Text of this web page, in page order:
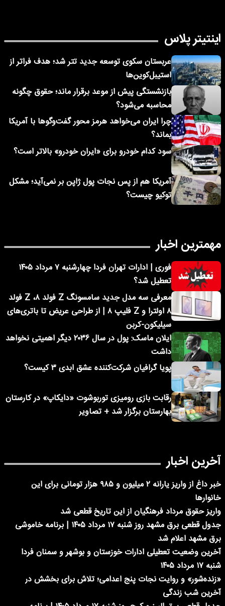
اینتیتر پلاس
عربستان سکوی توسعه جدید تتر شد؛ هدف فراتر از
استیبل‌کوین‌ها
بازنشستگی پیش از موعد برقرار ماند؛ حقوق چگونه
محاسبه می‌شود؟
چرا ایران می‌خواهد هرمز محور گفت‌وگوها با آمریکا
بماند؟
سود کدام خودرو برای «ایران خودرو» بالاتر است؟
آمریکا هم از پس نجات پول ژاپن بر نمی‌آید؛ مشکل
توکیو چیست؟
مهمترین اخبار
فوری | ادارات تهران فردا چهارشنبه ۷ مرداد ۱۴۰۵
تعطیل شد؟
معرفی سه مدل جدید سامسونگ Z فولد ۸، Z فولد
۸ اولترا و Z فلیپ ۸ | از طراحی عریض تا باتری‌های
سیلیکون-کربن
ایلان ماسک: پول در سال ۲۰۳۶ دیگر اهمیتی نخواهد
داشت
پویا گرافیان شرکت‌کننده عشق ابدی ۳ کیست؟
رقابت بازی رومیزی توربوشوت «دایکاپ» در کارستان
بهارستان برگزار شد + تصاویر
آخرین اخبار
خبر داغ از واریز یارانه ۲ میلیون و ۹۸۵ هزار تومانی برای این
خانوارها
واریز حقوق مرداد فرهنگیان از این تاریخ قطعی شد
جدول قطعی برق مشهد روز شنبه ۱۷ مرداد ۱۴۰۵ | برنامه خاموشی
برق مشهد اعلام شد
آخرین وضعیت تعطیلی ادارات خوزستان و بوشهر و سمنان فردا
شنبه ۱۷ مرداد ۱۴۰۵
«زنده‌شور» و روایت نجات پنج اعدامی؛ تلاش برای بخشش در
آخرین شب زندگی